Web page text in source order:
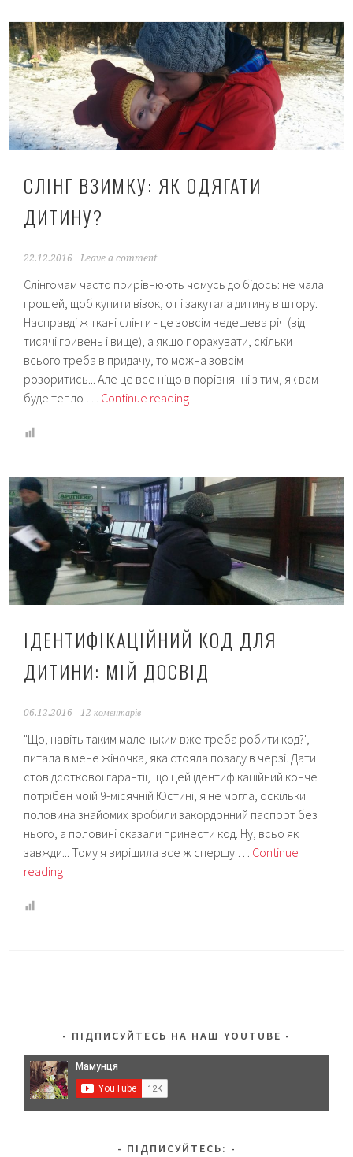
“прописка”
малолітньої
дитини
СЛІНГ ВЗИМКУ: ЯК ОДЯГАТИ
ДИТИНУ?
22.12.2016 Leave a comment
Слінгомам часто прирівнюють чомусь до бідось: не мала
грошей, щоб купити візок, от і закутала дитину в штору.
Насправді ж ткані слінги - це зовсім недешева річ (від
тисячі гривень і вище), а якщо порахувати, скільки
всього треба в придачу, то можна зовсім
розоритись... Але це все ніщо в порівнянні з тим, як вам
буде тепло … Continue readingСлінг
ІДЕНТИФІКАЦІЙНИЙ КОД ДЛЯ
ДИТИНИ: МІЙ ДОСВІД
06.12.2016 12 коментарів
"Що, навіть таким маленьким вже треба робити код?", –
питала в мене жіночка, яка стояла позаду в черзі. Дати
стовідсоткової гарантії, що цей ідентифікаційний конче
потрібен моїй 9-місячній Юстині, я не могла, оскільки
половина знайомих зробили закордонний паспорт без
нього, а половині сказали принести код. Ну, всьо як
завжди... Тому я вирішила все ж спершу … Continue
readingІдентифікаційний
ПІДПИСУЙТЕСЬ НА НАШ YOUTUBE
ПІДПИСУЙТЕСЬ: